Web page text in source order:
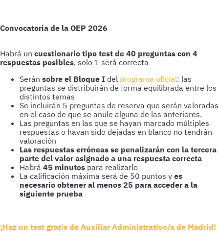
Convocatoria de la OEP 2026
Habrá un cuestionario tipo test de 40 preguntas con 4
respuestas posibles, solo 1 será correcta
Serán sobre el Bloque I del programa oficial: las
preguntas se distribuirán de forma equilibrada entre los
distintos temas
Se incluirán 5 preguntas de reserva que serán valoradas
en el caso de que se anule alguna de las anteriores.
Las preguntas en las que se hayan marcado múltiples
respuestas o hayan sido dejadas en blanco no tendrán
valoración
Las respuestas erróneas se penalizarán con la tercera
parte del valor asignado a una respuesta correcta
Habrá 45 minutos para realizarlo
La calificación máxima será de 50 puntos y es
necesario obtener al menos 25 para acceder a la
siguiente prueba
¡Haz un test gratis de Auxiliar Administrativo/a de Madrid!